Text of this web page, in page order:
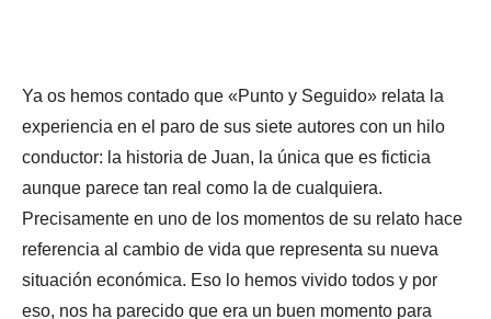
Ya os hemos contado que «Punto y Seguido» relata la
experiencia en el paro de sus siete autores con un hilo
conductor: la historia de Juan, la única que es ficticia
aunque parece tan real como la de cualquiera.
Precisamente en uno de los momentos de su relato hace
referencia al cambio de vida que representa su nueva
situación económica. Eso lo hemos vivido todos y por
eso, nos ha parecido que era un buen momento para